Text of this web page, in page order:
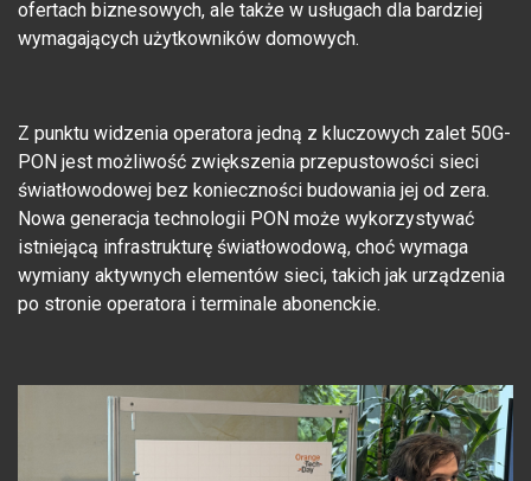
ofertach biznesowych, ale także w usługach dla bardziej
wymagających użytkowników domowych.
Z punktu widzenia operatora jedną z kluczowych zalet 50G-
PON jest możliwość zwiększenia przepustowości sieci
światłowodowej bez konieczności budowania jej od zera.
Nowa generacja technologii PON może wykorzystywać
istniejącą infrastrukturę światłowodową, choć wymaga
wymiany aktywnych elementów sieci, takich jak urządzenia
po stronie operatora i terminale abonenckie.